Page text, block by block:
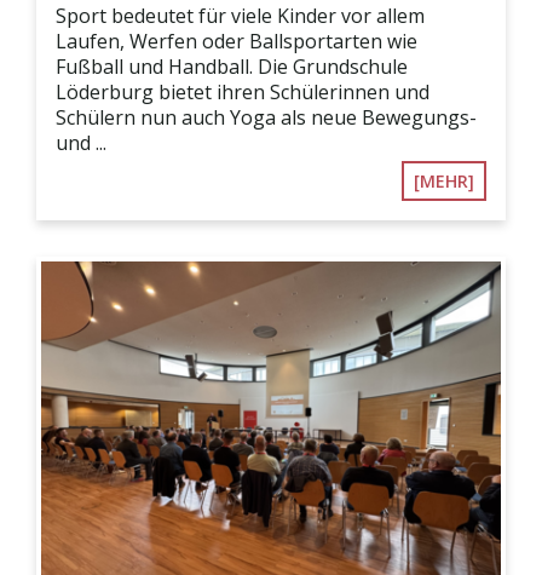
Sport bedeutet für viele Kinder vor allem
Laufen, Werfen oder Ballsportarten wie
Fußball und Handball. Die Grundschule
Löderburg bietet ihren Schülerinnen und
Schülern nun auch Yoga als neue Bewegungs-
und ...
[MEHR]